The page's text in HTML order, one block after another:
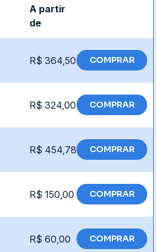
A partir
de
R$ 364,50 COMPRAR
R$ 324,00 COMPRAR
R$ 454,78 COMPRAR
R$ 150,00 COMPRAR
R$ 60,00 COMPRAR